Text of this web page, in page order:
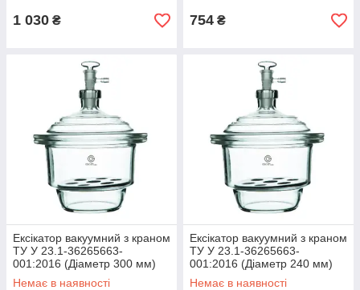
1 030 ₴ 754 ₴
Ексікатор вакуумний з краном
ТУ У 23.1-36265663-
001:2016 (Діаметр 300 мм)
Немає в наявності
Ексікатор вакуумний з краном
ТУ У 23.1-36265663-
001:2016 (Діаметр 240 мм)
Немає в наявності